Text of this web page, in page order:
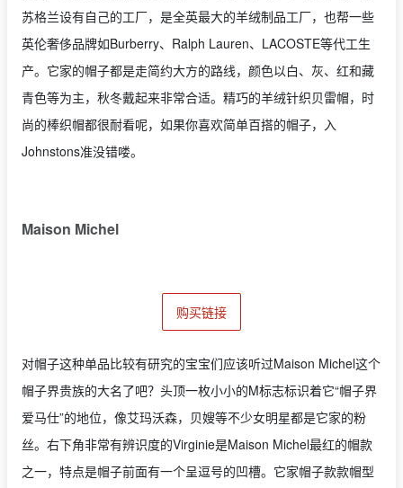
苏格兰设有自己的工厂，是全英最大的羊绒制品工厂，也帮一些
英伦奢侈品牌如Burberry、Ralph Lauren、LACOSTE等代工生
产。它家的帽子都是走简约大方的路线，颜色以白、灰、红和藏
青色等为主，秋冬戴起来非常合适。精巧的羊绒针织贝雷帽，时
尚的棒织帽都很耐看呢，如果你喜欢简单百搭的帽子，入
Johnstons准没错喽。
Maison Michel
购买链接
对帽子这种单品比较有研究的宝宝们应该听过Maison Michel这个
帽子界贵族的大名了吧？头顶一枚小小的M标志标识着它“帽子界
爱马仕”的地位，像艾玛沃森，贝嫂等不少女明星都是它家的粉
丝。右下角非常有辨识度的Virginie是Maison Michel最红的帽款
之一，特点是帽子前面有一个呈逗号的凹槽。它家帽子款款帽型